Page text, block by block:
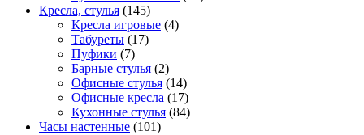
Кресла, стулья (145)
Кресла игровые (4)
Табуреты (17)
Пуфики (7)
Барные стулья (2)
Офисные стулья (14)
Офисные кресла (17)
Кухонные стулья (84)
Часы настенные (101)